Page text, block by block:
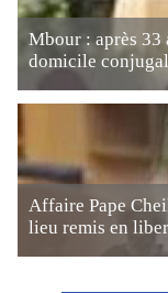
Mbour : après 33
domicile
Affaire Pape
lieu remis en